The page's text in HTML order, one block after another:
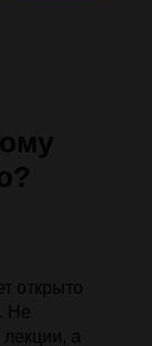
открыто
Не
а